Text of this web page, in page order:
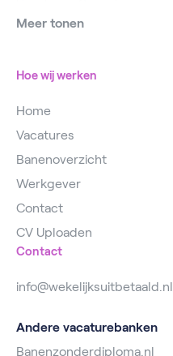
Vacatures
Meer tonen
Hoe wij werken
Home
Vacatures
Banenoverzicht
Werkgever
Contact
CV Uploaden
Contact
info@wekelijksuitbetaald.nl
Andere vacaturebanken
Banenzonderdiploma.nl